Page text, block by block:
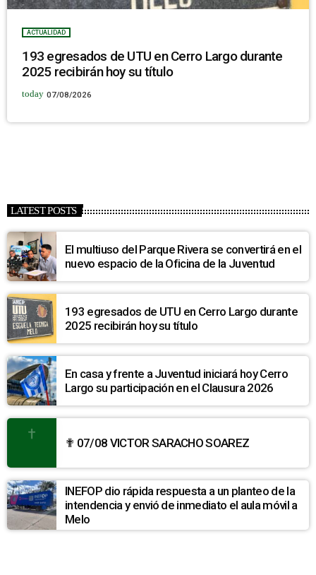
ACTUALIDAD
193 egresados de UTU en Cerro Largo durante
2025 recibirán hoy su título
today 07/08/2026
LATEST POSTS
El multiuso del Parque Rivera se convertirá en el
nuevo espacio de la Oficina de la Juventud
193 egresados de UTU en Cerro Largo durante
2025 recibirán hoy su título
En casa y frente a Juventud iniciará hoy Cerro
Largo su participación en el Clausura 2026
✟ 07/08 VICTOR SARACHO SOAREZ
INEFOP dio rápida respuesta a un planteo de la
intendencia y envió de inmediato el aula móvil a
Melo